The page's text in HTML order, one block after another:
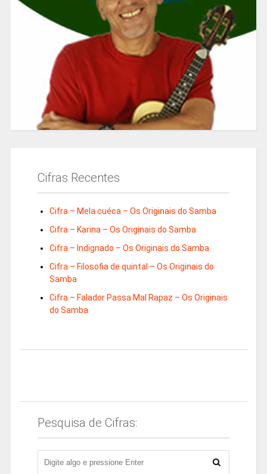
Cifras Recentes
Cifra – Mela cuéca – Os Originais do Samba
Cifra – Karina – Os Originais do Samba
Cifra – Indignado – Os Originais do Samba
Cifra – Filosofia de quintal – Os Originais do
Samba
Cifra – Falador Passa Mal Rapaz – Os Originais
do Samba
Pesquisa de Cifras: